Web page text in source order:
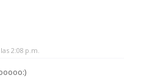
2:08 p.m.